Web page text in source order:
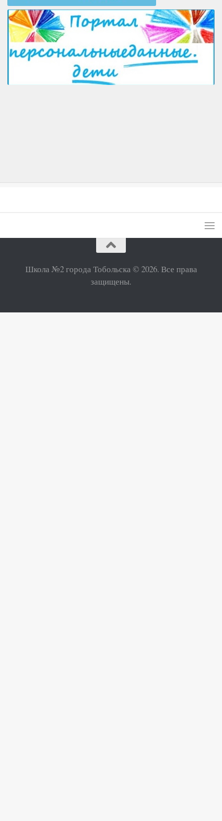
Школа №2 города Тобольска © 2026. Все права
защищены.